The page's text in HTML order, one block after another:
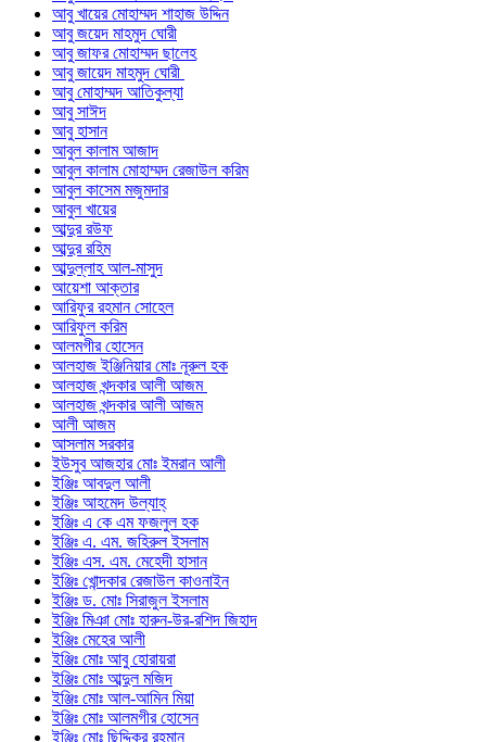
আবু খায়ের মোহাম্মদ শাহাজ উদ্দিন
আবু জয়েদ মাহমুদ ঘোরী
আবু জাফর মোহাম্মদ ছালেহ
আবু জায়েদ মাহমুদ ঘোরী
আবু মোহাম্মদ আতিকুল্যা
আবু সাঈদ
আবু হাসান
আবুল কালাম আজাদ
আবুল কালাম মোহাম্মদ রেজাউল করিম
আবুল কাসেম মজুমদার
আবুল খায়ের
আব্দুর রউফ
আব্দুর রহিম
আব্দুল্লাহ আল-মাসুদ
আয়েশা আক্তার
আরিফুর রহমান সোহেল
আরিফুল করিম
আলমগীর হোসেন
আলহাজ ইঞ্জিনিয়ার মোঃ নূরুল হক
আলহাজ খন্দকার আলী আজম
আলহাজ খন্দকার আলী আজম
আলী আজম
আসলাম সরকার
ইউসুব আজহার মোঃ ইমরান আলী
ইঞ্জিঃ আবদুল আলী
ইঞ্জিঃ আহমেদ উল্যাহ্
ইঞ্জিঃ এ কে এম ফজলুল হক
ইঞ্জিঃ এ. এম. জহিরুল ইসলাম
ইঞ্জিঃ এস. এম. মেহেদী হাসান
ইঞ্জিঃ খোন্দকার রেজাউল কাওনাইন
ইঞ্জিঃ ড. মোঃ সিরাজুল ইসলাম
ইঞ্জিঃ মিঞা মোঃ হারুন-উর-রশিদ জিহাদ
ইঞ্জিঃ মেহের আলী
ইঞ্জিঃ মোঃ আবু হোরায়রা
ইঞ্জিঃ মোঃ আব্দুল মজিদ
ইঞ্জিঃ মোঃ আল-আমিন মিয়া
ইঞ্জিঃ মোঃ আলমগীর হোসেন
ইঞ্জিঃ মোঃ ছিদ্দিকুর রহমান